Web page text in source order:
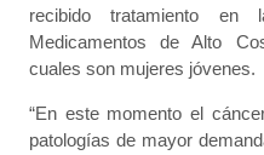
recibido tratamiento
Medicamentos de Alto
cuales son mujeres jóvenes.
“En este momento el
patologías de mayor